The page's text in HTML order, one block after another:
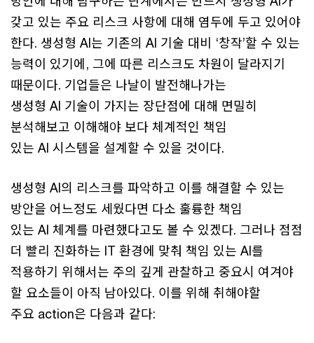
갖고 있는 주요 리스크 사항에 대해 염두에 두고 있어야
한다. 생성형 AI는 기존의 AI 기술 대비 ‘창작’할 수 있는
능력이 있기에, 그에 따른 리스크도 차원이 달라지기
때문이다. 기업들은 나날이 발전해나가는
생성형 AI 기술이 가지는 장단점에 대해 면밀히
분석해보고 이해해야 보다 체계적인 책임
있는 AI 시스템을 설계할 수 있을 것이다.
생성형 AI의 리스크를 파악하고 이를 해결할 수 있는
방안을 어느정도 세웠다면 다소 훌륭한 책임
있는 AI 체계를 마련했다고도 볼 수 있겠다. 그러나 점점
더 빨리 진화하는 IT 환경에 맞춰 책임 있는 AI를
적용하기 위해서는 주의 깊게 관찰하고 중요시 여겨야
할 요소들이 아직 남아있다. 이를 위해 취해야할
주요 action은 다음과 같다: